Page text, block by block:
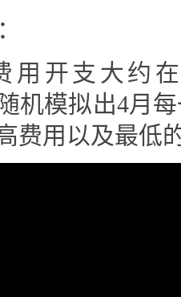
用开支大约
机模拟出4月
费用以及最低